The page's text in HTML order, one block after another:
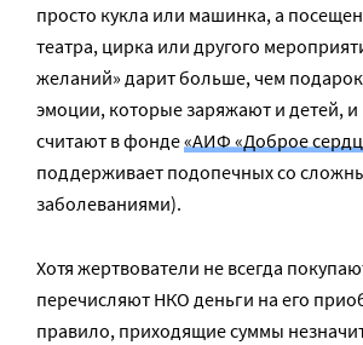
просто кукла или машинка, а
театра, цирка или другого
желаний» дарит больше, чем
эмоции, которые заряжают и детей, и
считают в фонде«АИФ «Доброе
поддерживает подопечных со
заболеваниями).
Хотя жертвователи не всегда
перечисляют НКО деньги на его
правило, приходящие суммы